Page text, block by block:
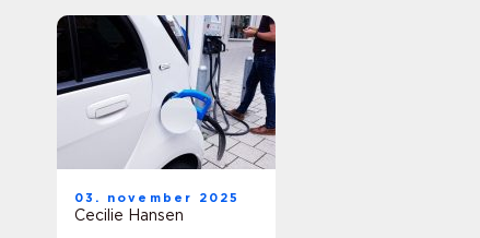
03. november 2025
Cecilie Hansen